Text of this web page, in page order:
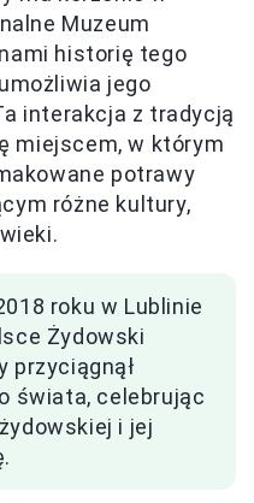
Muzeum
historię tego
jego
interakcja z tradycją
miejscem, w którym
potrawy
różne kultury,
roku w Lublinie
Żydowski
przyciągnął
świata, celebrując
i jej